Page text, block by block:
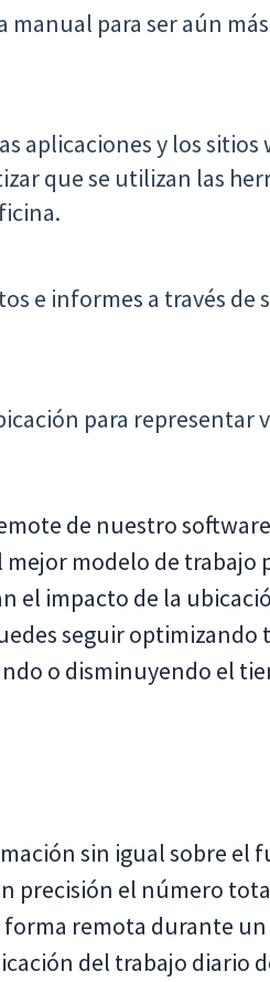
manual para ser aún
aplicaciones y los
que se utilizan las
e informes a través
para representar
de nuestro
mejor modelo de
el impacto de la
seguir optimizando
o disminuyendo el
sin igual sobre el
precisión el número
remota durante
del trabajo diario